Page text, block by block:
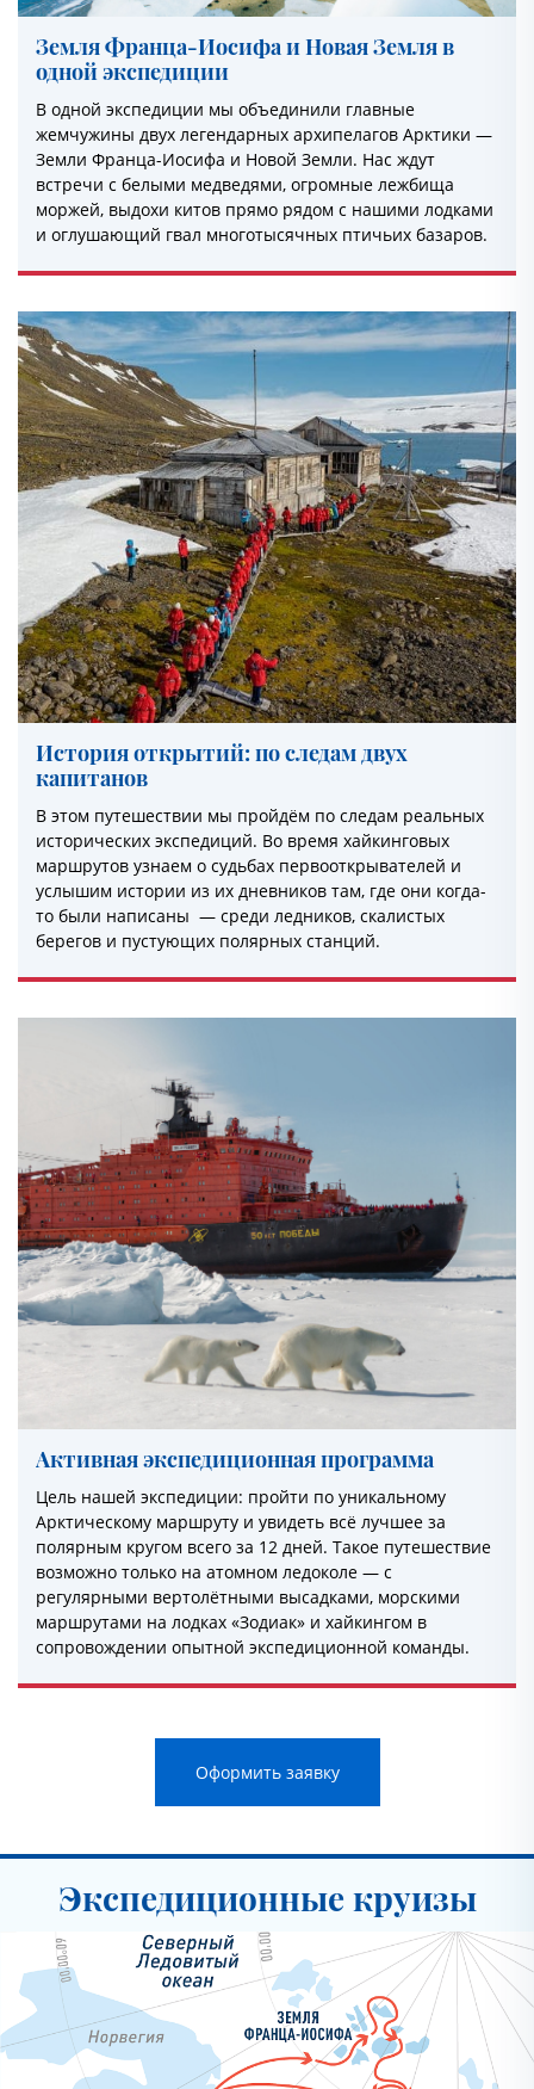
Земля Франца-Иосифа и Новая Земля в
одной экспедиции
В одной экспедиции мы объединили главные
жемчужины двух легендарных архипелагов Арктики —
Земли Франца-Иосифа и Новой Земли. Нас ждут
встречи с белыми медведями, огромные лежбища
моржей, выдохи китов прямо рядом с нашими лодками
и оглушающий гвал многотысячных птичьих базаров.
История открытий: по следам двух
капитанов
В этом путешествии мы пройдём по следам реальных
исторических экспедиций. Во время хайкинговых
маршрутов узнаем о судьбах первооткрывателей и
услышим истории из их дневников там, где они когда-
то были написаны — среди ледников, скалистых
берегов и пустующих полярных станций.
Активная экспедиционная программа
Цель нашей экспедиции: пройти по уникальному
Арктическому маршруту и увидеть всё лучшее за
полярным кругом всего за 12 дней. Такое путешествие
возможно только на атомном ледоколе — с
регулярными вертолётными высадками, морскими
маршрутами на лодках «Зодиак» и хайкингом в
сопровождении опытной экспедиционной команды.
Оформить заявку
Экспедиционные круизы